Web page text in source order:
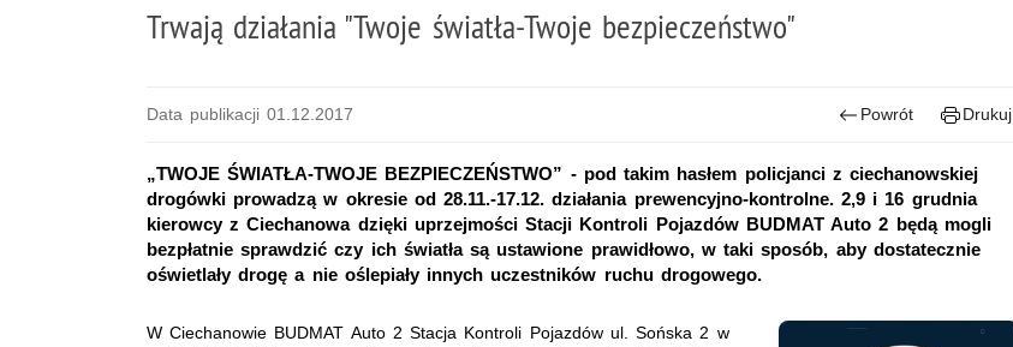
Trwają działania "Twoje światła-Twoje bezpieczeństwo"
Data publikacji 01.12.2017 Powrót Drukuj
„TWOJE ŚWIATŁA-TWOJE BEZPIECZEŃSTWO” - pod takim hasłem policjanci z ciechanowskiej
drogówki prowadzą w okresie od 28.11.-17.12. działania prewencyjno-kontrolne. 2,9 i 16 grudnia
kierowcy z Ciechanowa dzięki uprzejmości Stacji Kontroli Pojazdów BUDMAT Auto 2 będą mogli
bezpłatnie sprawdzić czy ich światła są ustawione prawidłowo, w taki sposób, aby dostatecznie
oświetlały drogę a nie oślepiały innych uczestników ruchu drogowego.
W Ciechanowie BUDMAT Auto 2 Stacja Kontroli Pojazdów ul. Sońska 2 w